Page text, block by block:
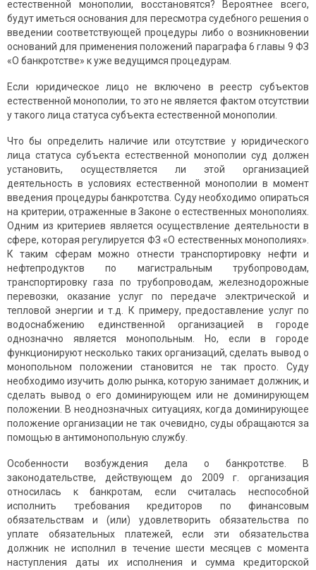
естественной монополии, восстановятся? Вероятнее всего,
будут иметься основания для пересмотра судебного решения о
введении соответствующей процедуры либо о возникновении
оснований для применения положений параграфа 6 главы 9 ФЗ
«О банкротстве» к уже ведущимся процедурам.
Если юридическое лицо не включено в реестр субъектов
естественной монополии, то это не является фактом отсутствии
у такого лица статуса субъекта естественной монополии.
Что бы определить наличие или отсутствие у юридического
лица статуса субъекта естественной монополии суд должен
установить, осуществляется ли этой организацией
деятельность в условиях естественной монополии в момент
введения процедуры банкротства. Суду необходимо опираться
на критерии, отраженные в Законе о естественных монополиях.
Одним из критериев является осуществление деятельности в
сфере, которая регулируется ФЗ «О естественных монополиях».
К таким сферам можно отнести транспортировку нефти и
нефтепродуктов по магистральным трубопроводам,
транспортировку газа по трубопроводам, железнодорожные
перевозки, оказание услуг по передаче электрической и
тепловой энергии и т.д. К примеру, предоставление услуг по
водоснабжению единственной организацией в городе
однозначно является монопольным. Но, если в городе
функционируют несколько таких организаций, сделать вывод о
монопольном положении становится не так просто. Суду
необходимо изучить долю рынка, которую занимает должник, и
сделать вывод о его доминирующем или не доминирующем
положении. В неоднозначных ситуациях, когда доминирующее
положение организации не так очевидно, суды обращаются за
помощью в антимонопольную службу.
Особенности возбуждения дела о банкротстве. В
законодательстве, действующем до 2009 г. организация
относилась к банкротам, если считалась неспособной
исполнить требования кредиторов по финансовым
обязательствам и (или) удовлетворить обязательства по
уплате обязательных платежей, если эти обязательства
должник не исполнил в течение шести месяцев с момента
наступления даты их исполнения и сумма кредиторской